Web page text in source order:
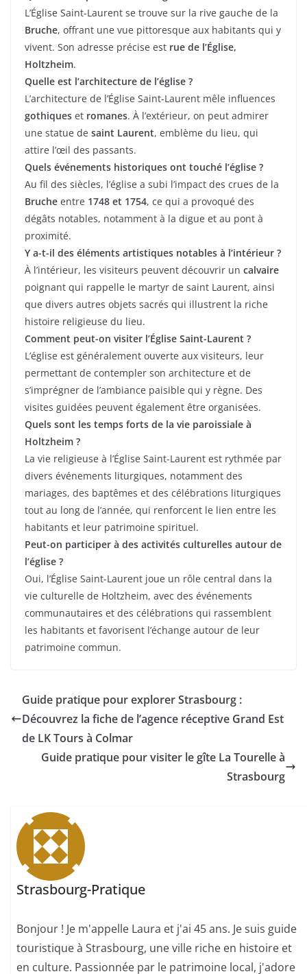
L’Église Saint-Laurent se trouve sur la rive gauche de la
Bruche, offrant une vue pittoresque aux habitants qui y
vivent. Son adresse précise est rue de l’Église,
Holtzheim.
Quelle est l’architecture de l’église ?
L’architecture de l’Église Saint-Laurent mêle influences
gothiques et romanes. À l’extérieur, on peut admirer
une statue de saint Laurent, emblème du lieu, qui
attire l’œil des passants.
Quels événements historiques ont touché l’église ?
Au fil des siècles, l’église a subi l’impact des crues de la
Bruche entre 1748 et 1754, ce qui a provoqué des
dégâts notables, notamment à la digue et au pont à
proximité.
Y a-t-il des éléments artistiques notables à l’intérieur ?
À l’intérieur, les visiteurs peuvent découvrir un calvaire
poignant qui rappelle le martyr de saint Laurent, ainsi
que divers autres objets sacrés qui illustrent la riche
histoire religieuse du lieu.
Comment peut-on visiter l’Église Saint-Laurent ?
L’église est généralement ouverte aux visiteurs, leur
permettant de contempler son architecture et de
s’imprégner de l’ambiance paisible qui y règne. Des
visites guidées peuvent également être organisées.
Quels sont les temps forts de la vie paroissiale à
Holtzheim ?
La vie religieuse à l’Église Saint-Laurent est rythmée par
divers événements liturgiques, notamment des
mariages, des baptêmes et des célébrations liturgiques
tout au long de l’année, qui renforcent le lien entre les
habitants et leur patrimoine spirituel.
Peut-on participer à des activités culturelles autour de
l’église ?
Oui, l’Église Saint-Laurent joue un rôle central dans la
vie culturelle de Holtzheim, avec des événements
communautaires et des célébrations qui rassemblent
les habitants et favorisent l’échange autour de leur
patrimoine commun.
Guide pratique pour explorer Strasbourg :
Découvrez la fiche de l’agence réceptive Grand Est
de LK Tours à Colmar
Guide pratique pour visiter le gîte La Tourelle à
Strasbourg
Strasbourg-Pratique
Bonjour ! Je m'appelle Laura et j'ai 45 ans. Je suis guide
touristique à Strasbourg, une ville riche en histoire et
en culture. Passionnée par le patrimoine local, j'adore